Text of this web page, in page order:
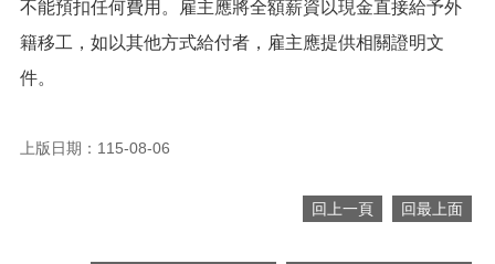
政
府
公
不能預扣任何費用。雇主應將全額薪資以現金直接給予外
籍移工，如以其他方式給付者，雇主應提供相關證明文
件。
上版日期：115-08-06
回上一頁 回最上面